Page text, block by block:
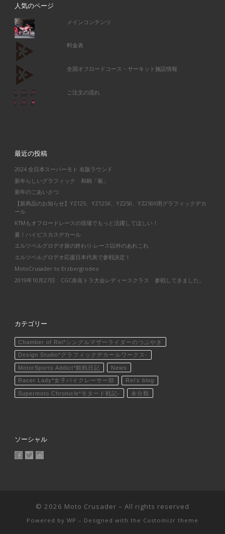
人気のページ
メインコンテンツ
料金表
全国オフロードコース・サーキット施設情報
ご注文の流れ
最近の投稿
2024 全日本スーパーモト 名阪ラウンド
新年らしいグラフィック 和柄「菊」
新年のごあいさつ
【新商品のお知らせ】YZ125、YZ125X、YZ250、YZ250X用グラフィックデカ
ール
KTMもオフロードレースの現場でもっと活躍してほしい！
夏！ハイビスカスデカール
エルツベルグロデオ旅の終わり-レース以外のあれこれ
エルツベルグロデオ応援日本代表で参戦決定！
MotoCrusader to Erzbergrodeo
2019年10月27日 CGC奈良トラ大会レディースクラス 参戦してきました。
カテゴリー
Chamber of Rei*シングルマザーライダーのつぶやき
Design Studio*グラフィックデカールワークス-
MotorSports Addict*観戦日記 News
Racer Lady*女子バイクレーサー部 Rei's blog
Supermoto Chronicle*モタード戦記- 未分類
ソーシャル
MotoCrusader さんのプロフィールを Facebook で表示
@MotoCrusader さんのプロフィールを Twitter で表示
© 2026 Moto Crusader – All rights reserved
Powered by WP – Designed with the Customizr theme